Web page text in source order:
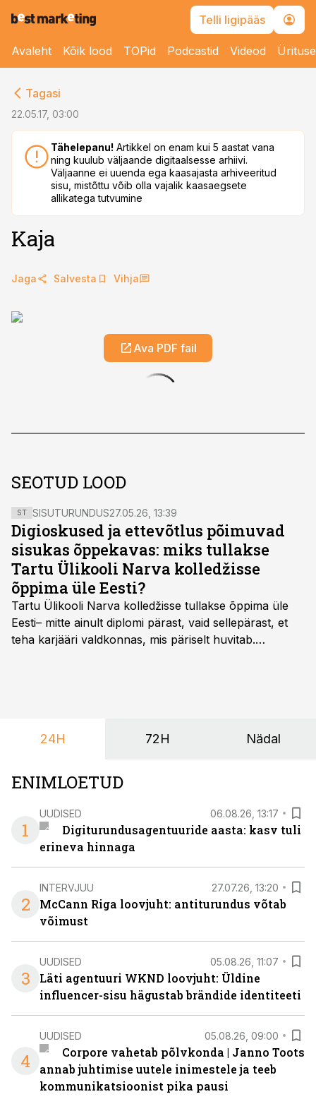
Telli ligipääs
Avaleht Kõik lood TOPid Podcastid Videod
Tagasi
22.05.17, 03:00
Tähelepanu! Artikkel on enam kui 5 aastat vana
ning kuulub väljaande digitaalsesse arhiivi.
Väljaanne ei uuenda ega kaasajasta arhiveeritud
sisu, mistõttu võib olla vajalik kaasaegsete
allikatega tutvumine
Kaja
Jaga Salvesta Vihja
Ava PDF fail
SEOTUD LOOD
ST SISUTURUNDUS27.05.26, 13:39
Digioskused ja ettevõtlus põimuvad
sisukas õppekavas: miks tullakse
Tartu Ülikooli Narva kolledžisse
õppima üle Eesti?
Tartu Ülikooli Narva kolledžisse tullakse õppima üle
Eesti– mitte ainult diplomi pärast, vaid sellepärast, et
teha karjääri valdkonnas, mis päriselt huvitab.
24H 72H Nädal
ENIMLOETUD
1
UUDISED 06.08.26, 13:17
Digiturundusagentuuride aasta: kasv tuli
erineva hinnaga
2
INTERVJUU 27.07.26, 13:20
McCann Riga loovjuht: antiturundus võtab
võimust
3
UUDISED 05.08.26, 11:07
Läti agentuuri WKND loovjuht: Üldine
influencer-sisu hägustab brändide identiteeti
4
UUDISED 05.08.26, 09:00
Corpore vahetab põlvkonda | Janno Toots
annab juhtimise uutele inimestele ja teeb
kommunikatsioonist pika pausi